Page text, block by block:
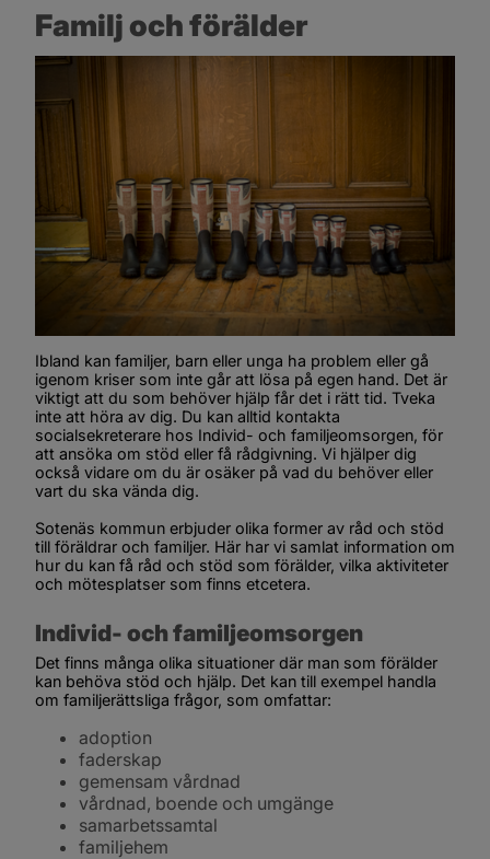
Familj och förälder
Ibland kan familjer, barn eller unga ha problem eller gå
igenom kriser som inte går att lösa på egen hand. Det är
viktigt att du som behöver hjälp får det i rätt tid. Tveka
inte att höra av dig. Du kan alltid kontakta
socialsekreterare hos Individ- och familjeomsorgen, för
att ansöka om stöd eller få rådgivning. Vi hjälper dig
också vidare om du är osäker på vad du behöver eller
vart du ska vända dig.
Sotenäs kommun erbjuder olika former av råd och stöd
till föräldrar och familjer. Här har vi samlat information om
hur du kan få råd och stöd som förälder, vilka aktiviteter
och mötesplatser som finns etcetera.
Individ- och familjeomsorgen
Det finns många olika situationer där man som förälder
kan behöva stöd och hjälp. Det kan till exempel handla
om familjerättsliga frågor, som omfattar:
adoption
faderskap
gemensam vårdnad
vårdnad, boende och umgänge
samarbetssamtal
familjehem